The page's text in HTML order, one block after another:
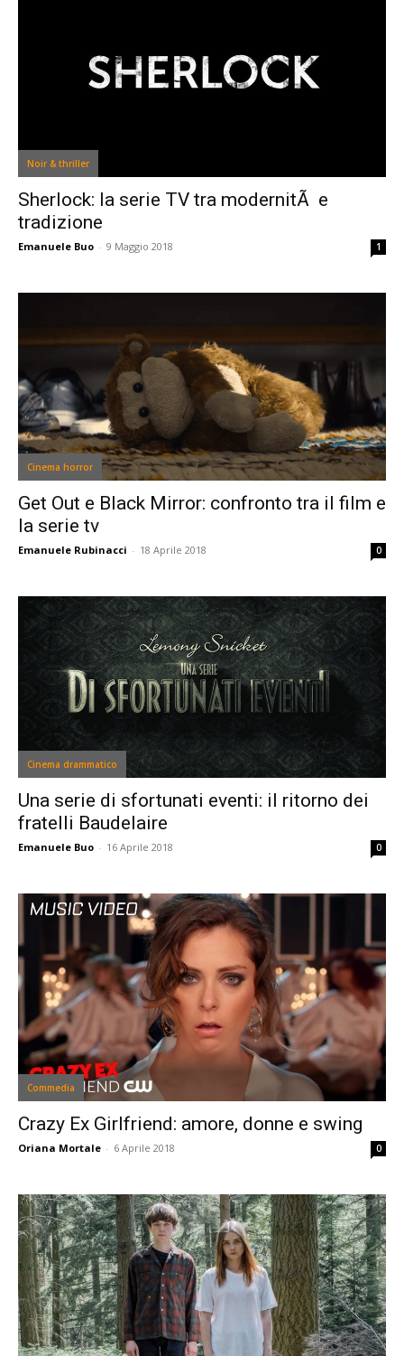
Noir & thriller
Sherlock: la serie TV tra modernitÃ e
tradizione
Emanuele Buo - 9 Maggio 2018 1
Cinema horror
Get Out e Black Mirror: confronto tra il film e
la serie tv
Emanuele Rubinacci - 18 Aprile 2018 0
Cinema drammatico
Una serie di sfortunati eventi: il ritorno dei
fratelli Baudelaire
Emanuele Buo - 16 Aprile 2018 0
Commedia
Crazy Ex Girlfriend: amore, donne e swing
Oriana Mortale - 6 Aprile 2018 0